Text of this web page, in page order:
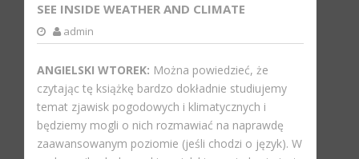
SEE INSIDE WEATHER AND CLIMATE
admin
ANGIELSKI WTOREK: Można powiedzieć, że
czytając tę książkę bardzo dokładnie studiujemy
temat zjawisk pogodowych i klimatycznych i
będziemy mogli o nich rozmawiać na naprawdę
zaawansowanym poziomie (jeśli chodzi o język). W